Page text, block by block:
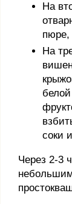
На
пюре,
На
соки
Через 2-3